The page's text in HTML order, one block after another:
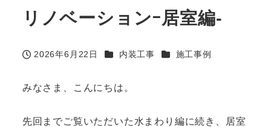
リノベーションｰ居室編-
投稿日
2026年6月22日 カテゴリー
内装工事 カテゴリー
施工事例
みなさま、こんにちは。
先回までご覧いただいた水まわり編に続き、居室